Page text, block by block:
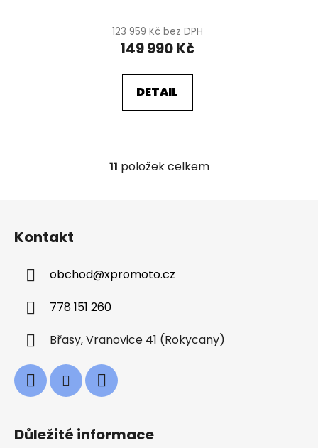
123 959 Kč bez DPH
149 990 Kč
DETAIL
O
c
í
v
k
11 položek celkem
Kontakt
obchod@xpromoto.cz
778 151 260
Břasy, Vranovice 41 (Rokycany)
Důležité informace